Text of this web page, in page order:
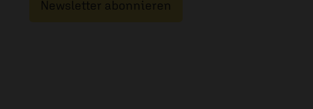
Newsletter abonnieren